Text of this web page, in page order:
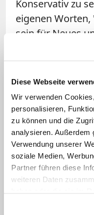
Diese Webseite
Wir verwenden
personalisieren,
zu können und die
analysieren. Außerdem
Verwendung unserer
soziale Medien,
Partner führen diese
weiteren Daten
Konservativ zu
eigenen
sein für Neues
Nur wer sich
oder lesbische
Denn die
bräuchten,
Eltern
seien. Die
habe er richtig
sich damals